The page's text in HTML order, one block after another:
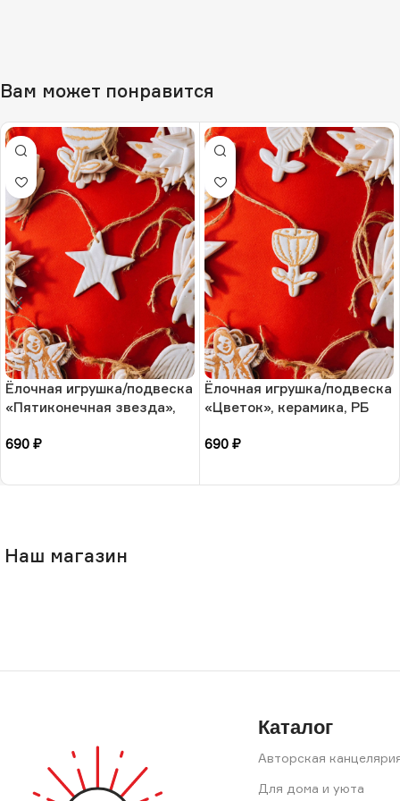
Вам может понравится
Ёлочная игрушка/подвеска
«Пятиконечная звезда»,
690 ₽
Ёлочная игрушка/подвеска
«Цветок», керамика, РБ
690 ₽
Наш магазин
Каталог
Авторская
Для дома и уюта